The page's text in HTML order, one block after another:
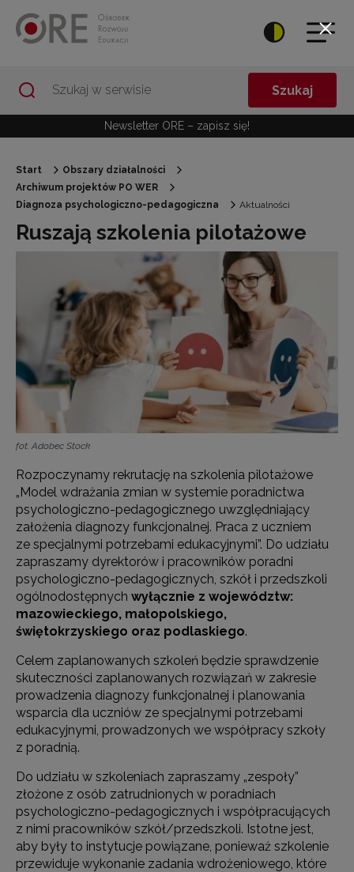
Szukaj
Newsletter ORE – zapisz się!
Start
Obszary działalności
Archiwum projektów PO WER
Diagnoza psychologiczno-pedagogiczna
Aktualności
Ruszają szkolenia pilotażowe
fot. Adobec Stock
Rozpoczynamy rekrutację na szkolenia pilotażowe
„Model wdrażania zmian w systemie poradnictwa
psychologiczno-pedagogicznego uwzględniający
założenia diagnozy funkcjonalnej. Praca z uczniem
ze specjalnymi potrzebami edukacyjnymi”. Do udziału
zapraszamy dyrektorów i pracowników poradni
psychologiczno-pedagogicznych, szkół i przedszkoli
ogólnodostępnych wyłącznie z województw:
mazowieckiego, małopolskiego,
świętokrzyskiego oraz podlaskiego.
Celem zaplanowanych szkoleń będzie sprawdzenie
skuteczności zaplanowanych rozwiązań w zakresie
prowadzenia diagnozy funkcjonalnej i planowania
wsparcia dla uczniów ze specjalnymi potrzebami
edukacyjnymi, prowadzonych we współpracy szkoły
z poradnią.
Do udziału w szkoleniach zapraszamy „zespoły”
złożone z osób zatrudnionych w poradniach
psychologiczno-pedagogicznych i współpracujących
z nimi pracowników szkół/przedszkoli. Istotne jest,
aby były to instytucje powiązane, ponieważ szkolenie
przewiduje wykonanie zadania wdrożeniowego, które